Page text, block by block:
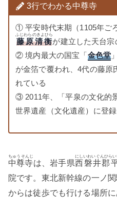
3行でわかる中尊寺
① 平安時代末期（1105年ご
藤原清衡
ふじわらのきよひら
が建立した天台宗
② 境内最大の国宝「金色堂
が金箔で覆われ、4代の藤原
れている
③ 2011年、「平泉の文化的
世界遺産（文化遺産）に登
中尊寺
ちゅうそんじ
は、岩手県西磐井郡
にしいわいぐんひらい
院です。東北新幹線の一ノ
からは徒歩でも行ける場所に